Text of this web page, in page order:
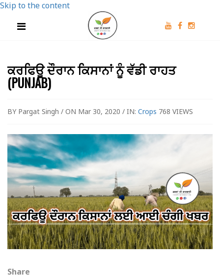
Skip to the content
ਕਰਫਿਊ ਦੌਰਾਨ ਕਿਸਾਨਾਂ ਨੂੰ ਵੱਡੀ ਰਾਹਤ
(PUNJAB)
BY Pargat Singh / ON Mar 30, 2020 / IN: Crops 768 VIEWS
Share